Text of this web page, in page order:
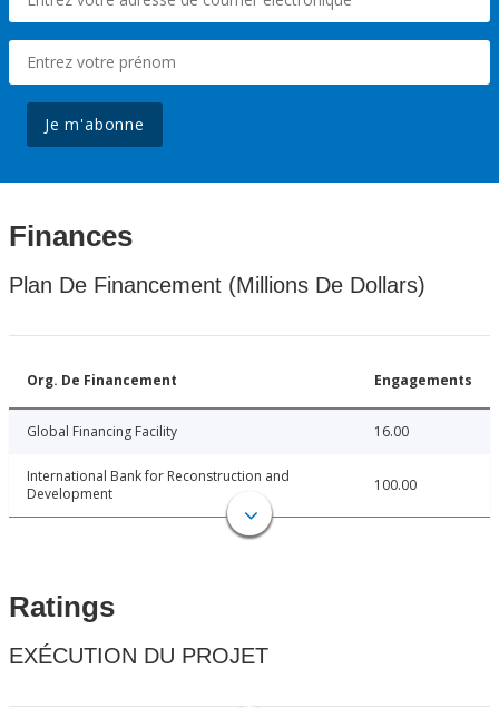
Je m'abonne
Finances
Plan De Financement (Millions De Dollars)
Org. De Financement Engagements
Global Financing Facility 16.00
International Bank for Reconstruction and
Development
100.00
Ratings
EXÉCUTION DU PROJET